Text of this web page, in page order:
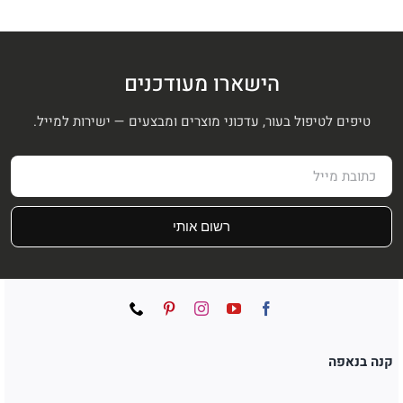
הישארו מעודכנים
טיפים לטיפול בעור, עדכוני מוצרים ומבצעים — ישירות למייל.
רשום אותי
קנה בנאפה